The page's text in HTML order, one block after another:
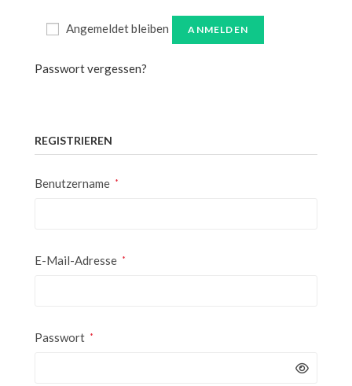
Angemeldet bleiben ANMELDEN
Passwort vergessen?
REGISTRIEREN
Benutzername *
E-Mail-Adresse *
Passwort *